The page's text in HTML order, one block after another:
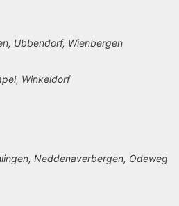
Ubbendorf, Wienbergen
Winkeldorf
Neddenaverbergen, Odeweg